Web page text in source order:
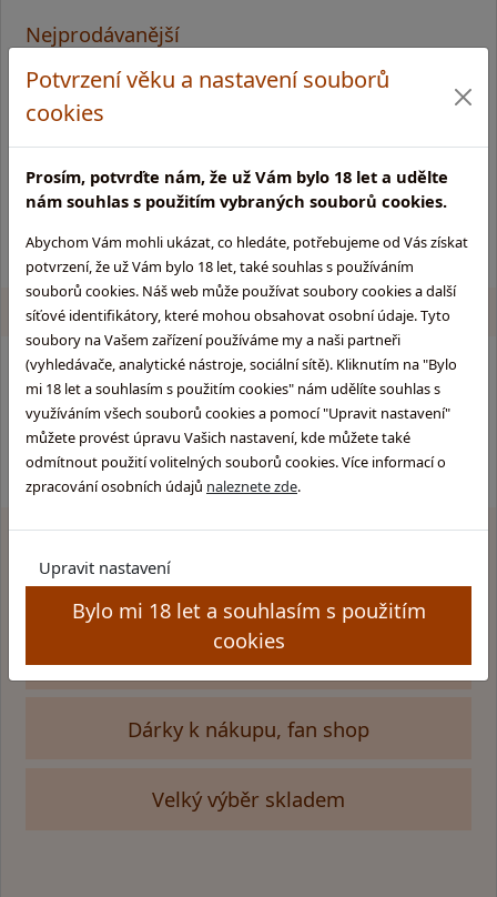
Potvrzení věku a nastavení souborů
cookies
Prosím, potvrďte nám, že už Vám bylo 18 let a udělte
nám souhlas s použitím vybraných souborů cookies.
Abychom Vám mohli ukázat, co hledáte, potřebujeme od Vás získat
potvrzení, že už Vám bylo 18 let, také souhlas s používáním
souborů cookies. Náš web může používat soubory cookies a další
síťové identifikátory, které mohou obsahovat osobní údaje. Tyto
soubory na Vašem zařízení používáme my a naši partneři
(vyhledávače, analytické nástroje, sociální sítě). Kliknutím na "Bylo
mi 18 let a souhlasím s použitím cookies" nám udělíte souhlas s
využíváním všech souborů cookies a pomocí "Upravit nastavení"
můžete provést úpravu Vašich nastavení, kde můžete také
odmítnout použití volitelných souborů cookies. Více informací o
zpracování osobních údajů naleznete zde.
Upravit nastavení
Bylo mi 18 let a souhlasím s použitím
cookies
Nejprodávanější
Novinky
Doporučujeme
Botanist
Slivovica Žufánek
Tanqueray No.10
Pokud není uvedeno jinak, všechny ceny jsou včetně DPH *
Pročnakupovat u nás?
Rychlé a bezpečné dodání
Dárky k nákupu, fan shop
Velký výběr skladem